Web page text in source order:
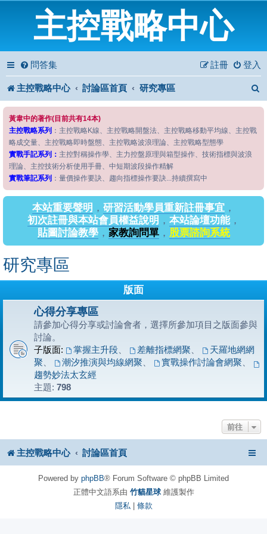
主控戰略中心
問答集 登入
註冊
主控戰略中心 討論區首頁 研究專區
黃韋中的著作(目前共有14本)
主控戰略系列 ：主控戰略K線、主控戰略開盤法、主控戰略移動平均線、主控戰
略成交量、主控戰略即時盤態、主控戰略波浪理論、主控戰略型態學
實戰手記系列： 主控對稱操作學、主力控盤原理與箱型操作、技術指標與波浪
理論、主控技術分析使用手冊、中短期波段操作精解
實戰筆記系列 ：量價操作要訣、趨向指標操作要訣...持續撰寫中
本站重要聲明 ， 研習活動學員重新註冊事宜 ，
初次註冊與本站會員權益說明 ， 本站論壇功能，
貼圖討論教學， 家教詢問單， 股票諮詢系統
研究專區
版面
心得分享專區
請參加心得分享或討論會者，選擇所參加項目之版面參與
討論。
子版面:
掌握主升段、 差離指標網聚
天羅地網網
聚
潮汐推演與均線網聚 實戰操作討論會網聚
趨勢妙法太玄經
主題: 798
前往
主控戰略中心 討論區首頁
Powered by phpBB® Forum Software © phpBB Limited
正體中文語系由 竹貓星球維護製作
隱私 | 條款